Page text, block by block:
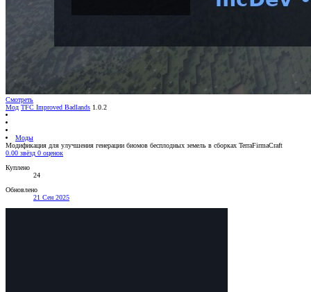
Смотреть
Мод TFC Improved Badlands 1.0.2
Моды
Модификация для улучшения генерации биомов бесплодных земель в сборках TerraFirmaCraft
0.00 звёзд 0 оценок
Куплено
24
Обновлено
21 Сен 2025